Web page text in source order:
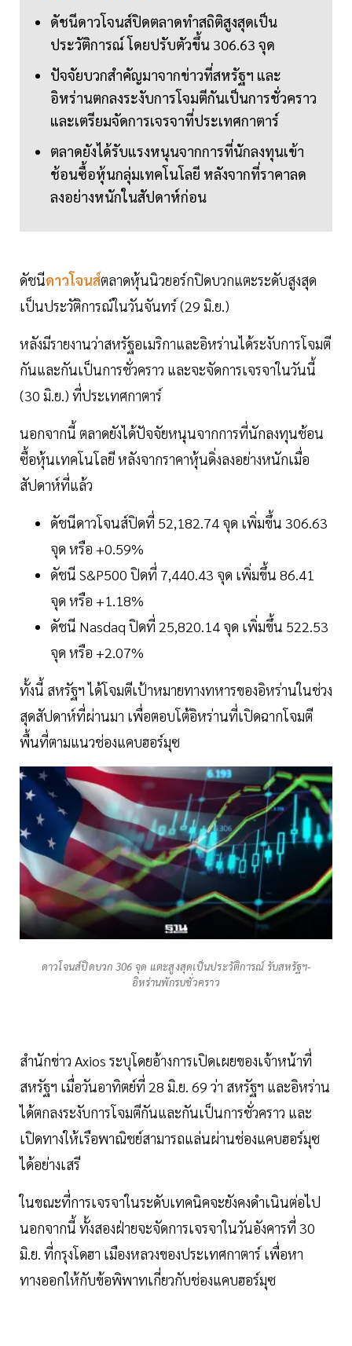
ดัชนีดาวโจนส์ปิดตลาดทำสถิติสูงสุดเป็น
ประวัติการณ์ โดยปรับตัวขึ้น 306.63 จุด
ปัจจัยบวกสำคัญมาจากข่าวที่สหรัฐฯ และ
อิหร่านตกลงระงับการโจมตีกันเป็นการชั่วคราว
และเตรียมจัดการเจรจาที่ประเทศกาตาร์
ตลาดยังได้รับแรงหนุนจากการที่นักลงทุนเข้า
ช้อนซื้อหุ้นกลุ่มเทคโนโลยี หลังจากที่ราคาลด
ลงอย่างหนักในสัปดาห์ก่อน
ดัชนีดาวโจนส์ตลาดหุ้นนิวยอร์กปิดบวกแตะระดับสูงสุด
เป็นประวัติการณ์ในวันจันทร์ (29 มิ.ย.)
หลังมีรายงานว่าสหรัฐอเมริกาและอิหร่านได้ระงับการโจมตี
กันและกันเป็นการชั่วคราว และจะจัดการเจรจาในวันนี้
(30 มิ.ย.) ที่ประเทศกาตาร์
นอกจากนี้ ตลาดยังได้ปัจจัยหนุนจากการที่นักลงทุนช้อน
ซื้อหุ้นเทคโนโลยี หลังจากราคาหุ้นดิ่งลงอย่างหนักเมื่อ
สัปดาห์ที่แล้ว
ดัชนีดาวโจนส์ปิดที่ 52,182.74 จุด เพิ่มขึ้น 306.63
จุด หรือ +0.59%
ดัชนี S&P500 ปิดที่ 7,440.43 จุด เพิ่มขึ้น 86.41
จุด หรือ +1.18%
ดัชนี Nasdaq ปิดที่ 25,820.14 จุด เพิ่มขึ้น 522.53
จุด หรือ +2.07%
ทั้งนี้ สหรัฐฯ ได้โจมตีเป้าหมายทางทหารของอิหร่านในช่วง
สุดสัปดาห์ที่ผ่านมา เพื่อตอบโต้อิหร่านที่เปิดฉากโจมตี
พื้นที่ตามแนวช่องแคบฮอร์มุซ
ดาวโจนส์ปิดบวก 306 จุด แตะสูงสุดเป็นประวัติการณ์ รับสหรัฐฯ-
อิหร่านพักรบชั่วคราว
สำนักข่าว Axios ระบุโดยอ้างการเปิดเผยของเจ้าหน้าที่
สหรัฐฯ เมื่อวันอาทิตย์ที่ 28 มิ.ย. 69 ว่า สหรัฐฯ และอิหร่าน
ได้ตกลงระงับการโจมตีกันและกันเป็นการชั่วคราว และ
เปิดทางให้เรือพาณิชย์สามารถแล่นผ่านช่องแคบฮอร์มุซ
ได้อย่างเสรี
ในขณะที่การเจรจาในระดับเทคนิคจะยังคงดำเนินต่อไป
นอกจากนี้ ทั้งสองฝ่ายจะจัดการเจรจาในวันอังคารที่ 30
มิ.ย. ที่กรุงโดฮา เมืองหลวงของประเทศกาตาร์ เพื่อหา
ทางออกให้กับข้อพิพาทเกี่ยวกับช่องแคบฮอร์มุซ